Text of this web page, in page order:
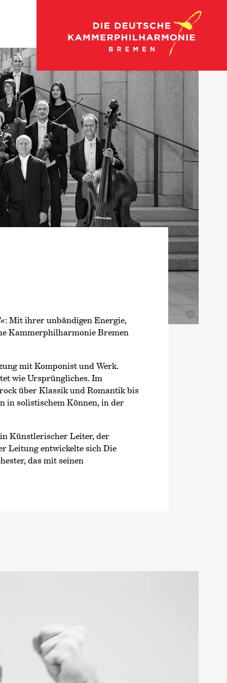
©
: Mit ihrer unbändigen Energie,
Kammer­philharmonie Bremen
mit Komponist und Werk.
wie Ursprüngliches. Im
über Klassik und Romantik bis
in solistischem Können, in der
Künstlerischer Leiter, der
Leitung entwickelte sich Die
das mit seinen